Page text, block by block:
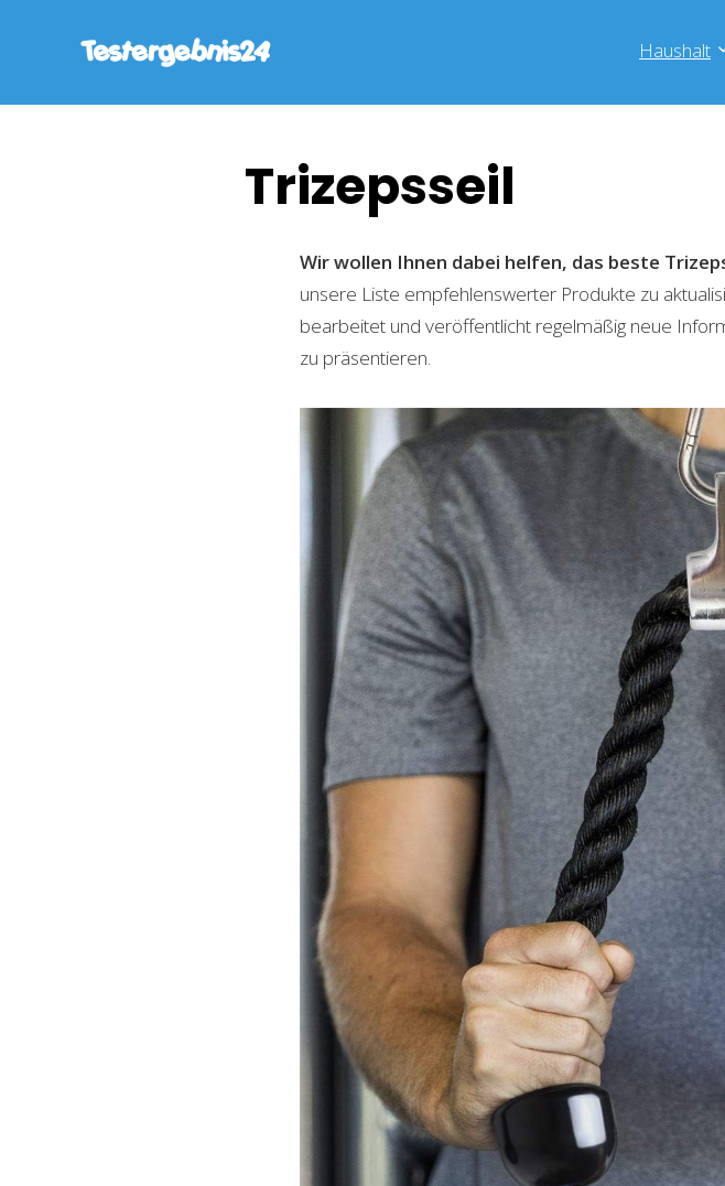
Haushalt
Trizepsseil
Wir wollen Ihnen dabei helfen, das beste
unsere Liste empfehlenswerter Produkte zu
bearbeitet und veröffentlicht regelmäßig neue
zu präsentieren.